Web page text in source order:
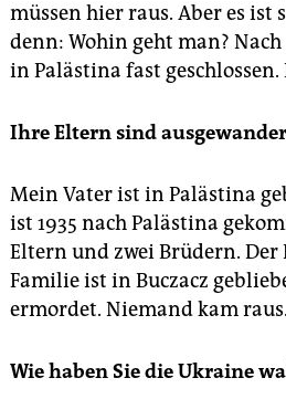
müssen hier raus. Aber es ist
denn: Wohin geht man?
in Palästina fast geschlossen.
Ihre Eltern sind
Mein Vater ist in Palästina
ist 1935 nach Palästina
Eltern und zwei Brüdern. Der
Familie ist in Buczacz
ermordet. Niemand kam raus.
Wie haben Sie die Ukraine